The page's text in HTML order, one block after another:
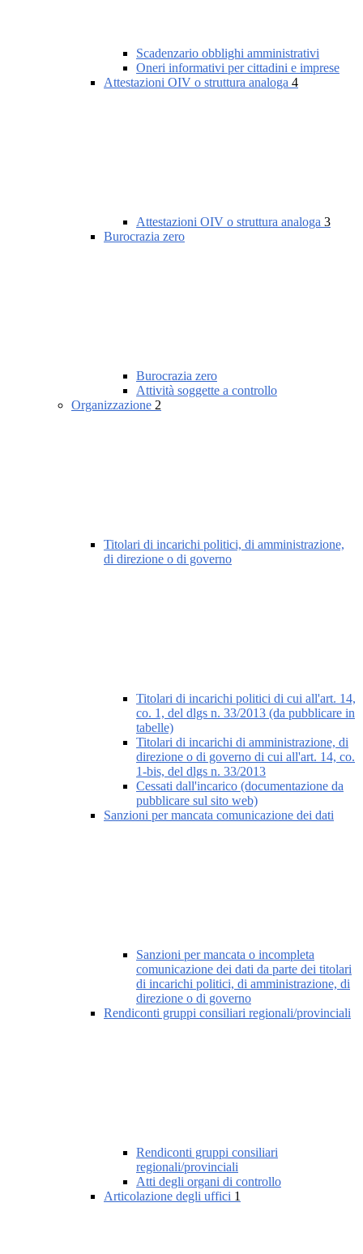
Scadenzario obblighi amministrativi
Oneri informativi per cittadini e imprese
Attestazioni OIV o struttura analoga 4
Attestazioni OIV o struttura analoga 3
Burocrazia zero
Burocrazia zero
Attività soggette a controllo
Organizzazione 2
Titolari di incarichi politici, di amministrazione,
di direzione o di governo
Titolari di incarichi politici di cui all'art. 14,
co. 1, del dlgs n. 33/2013 (da pubblicare in
tabelle)
Titolari di incarichi di amministrazione, di
direzione o di governo di cui all'art. 14, co.
1-bis, del dlgs n. 33/2013
Cessati dall'incarico (documentazione da
pubblicare sul sito web)
Sanzioni per mancata comunicazione dei dati
Sanzioni per mancata o incompleta
comunicazione dei dati da parte dei titolari
di incarichi politici, di amministrazione, di
direzione o di governo
Rendiconti gruppi consiliari regionali/provinciali
Rendiconti gruppi consiliari
regionali/provinciali
Atti degli organi di controllo
Articolazione degli uffici 1